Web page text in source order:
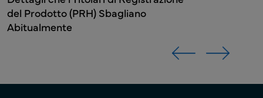
del Prodotto (PRH) Sbagliano
Abitualmente